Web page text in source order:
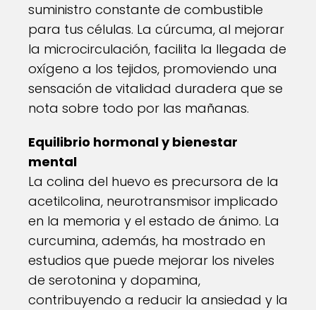
suministro constante de combustible
para tus células. La cúrcuma, al mejorar
la microcirculación, facilita la llegada de
oxígeno a los tejidos, promoviendo una
sensación de vitalidad duradera que se
nota sobre todo por las mañanas.
Equilibrio hormonal y bienestar
mental
La colina del huevo es precursora de la
acetilcolina, neurotransmisor implicado
en la memoria y el estado de ánimo. La
curcumina, además, ha mostrado en
estudios que puede mejorar los niveles
de serotonina y dopamina,
contribuyendo a reducir la ansiedad y la